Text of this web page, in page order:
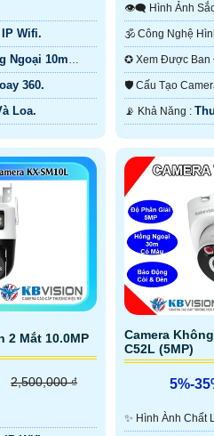
IP Wifi.
Ngoại 10m
360.
Loa.
👁️‍🗨 Hình Ảnh
ONVIF.
🛡 Cấu Tạo
️📡 Khả Năng :
2 Mắt 10.0MP
2,500,000 ₫
Camera
C52L (5MP)
5%-
✨ Hình Ành